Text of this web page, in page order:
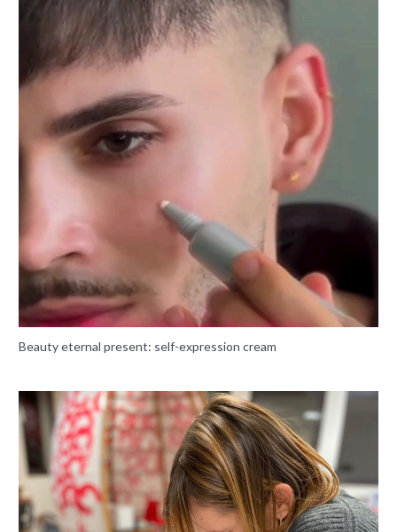
Beauty eternal present: self-expression cream